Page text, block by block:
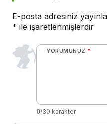
E-posta adresiniz
* ile işaretlenmişlerdir
YORUMUNUZ *
0/30 karakter